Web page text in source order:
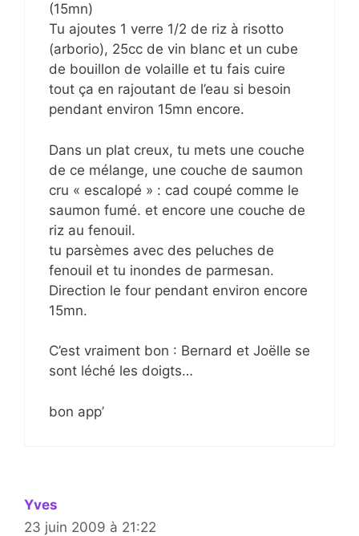
(15mn)
Tu ajoutes 1 verre 1/2 de riz à risotto
(arborio), 25cc de vin blanc et un cube
de bouillon de volaille et tu fais cuire
tout ça en rajoutant de l’eau si besoin
pendant environ 15mn encore.
Dans un plat creux, tu mets une couche
de ce mélange, une couche de saumon
cru « escalopé » : cad coupé comme le
saumon fumé. et encore une couche de
riz au fenouil.
tu parsèmes avec des peluches de
fenouil et tu inondes de parmesan.
Direction le four pendant environ encore
15mn.
C’est vraiment bon : Bernard et Joëlle se
sont léché les doigts…
bon app’
Yves
23 juin 2009 à 21:22